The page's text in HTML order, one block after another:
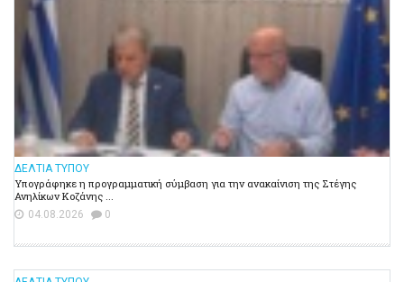
ΔΕΛΤΙΑ ΤΥΠΟΥ
Υπογράφηκε η προγραμματική σύμβαση για την ανακαίνιση της Στέγης
Ανηλίκων Κοζάνης ...
04.08.2026 0